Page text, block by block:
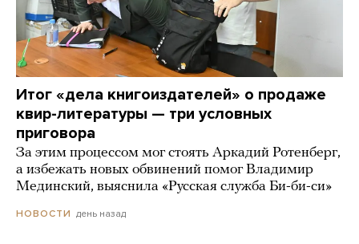
Итог «дела книгоиздателей» о продаже
квир-литературы — три условных
приговора
За этим процессом мог стоять Аркадий Ротенберг,
а избежать новых обвинений помог Владимир
Мединский, выяснила «Русская служба Би-би-си»
НОВОСТИ день назад